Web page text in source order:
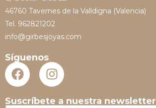
46760 Tavernes de la Valldigna (Valencia)
Tel. 962821202
info@girbesjoyas.com
Síguenos
Suscríbete a nuestra newsletter